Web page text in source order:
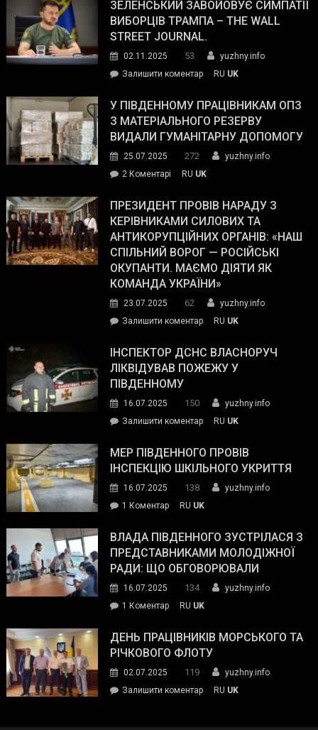
ЗЕЛЕНСЬКИЙ ЗАВОЙОВУЄ СИМПАТІЇ
ВИБОРЦІВ ТРАМПА – THE WALL
STREET JOURNAL.
02.11.2025 53
yuzhny.info
Залишити коментарon
завойовує
симпатії
виборців
The
Street
Journal.
RU UK
У ПІВДЕННОМУ ПРАЦІВНИКАМ ОПЗ
З МАТЕРІАЛЬНОГО РЕЗЕРВУ
ВИДАЛИ ГУМАНІТАРНУ ДОПОМОГУ
25.07.2025 272
yuzhny.info
2 Коментарі
Південному
працівникам
ОПЗ
з
матеріального
резерву
гуманітарну
допомогу
RU UK
ПРЕЗИДЕНТ ПРОВІВ НАРАДУ З
КЕРІВНИКАМИ СИЛОВИХ ТА
АНТИКОРУПЦІЙНИХ ОРГАНІВ: «НАШ
СПІЛЬНИЙ ВОРОГ — РОСІЙСЬКІ
ОКУПАНТИ. МАЄМО ДІЯТИ ЯК
КОМАНДА УКРАЇНИ»
23.07.2025 62
yuzhny.info
Залишити коментарon
провів
нараду
силових
та
органів:
«Наш
спільний
окупанти.
Маємо
діяти
команда
RU UK
ІНСПЕКТОР ДСНС ВЛАСНОРУЧ
ЛІКВІДУВАВ ПОЖЕЖУ У
ПІВДЕННОМУ
16.07.2025 150
yuzhny.info
Залишити коментарon
ДСНС
власноруч
пожежу
у
RU UK
МЕР ПІВДЕННОГО ПРОВІВ
ІНСПЕКЦІЮ ШКІЛЬНОГО УКРИТТЯ
16.07.2025 138
yuzhny.info
1 Коментардо
Південного
провів
інспекцію
укриття
RU UK
ВЛАДА ПІВДЕННОГО ЗУСТРІЛАСЯ З
ПРЕДСТАВНИКАМИ МОЛОДІЖНОЇ
РАДИ: ЩО ОБГОВОРЮВАЛИ
16.07.2025 134
yuzhny.info
1 Коментардо
Південного
зустрілася
представниками
молодіжної
RU UK
ДЕНЬ ПРАЦІВНИКІВ МОРСЬКОГО ТА
РІЧКОВОГО ФЛОТУ
02.07.2025 119
yuzhny.info
Залишити коментарon
RU UK